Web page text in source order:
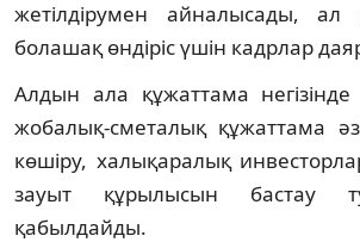
жетілдірумен айналысады, ал
болашақ өндіріс үшін кадрлар
Алдын ала құжаттама
жобалық-сметалық құжаттама
көшіру, халықаралық
зауыт құрылысын бастау
қабылдайды.